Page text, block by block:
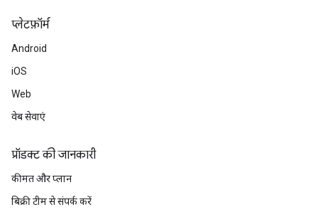
प्‍लेटफ़ॉर्म
Android
iOS
Web
वेब सेवाएं
प्रॉडक्ट की जानकारी
कीमत और प्लान
बिक्री टीम से संपर्क करें